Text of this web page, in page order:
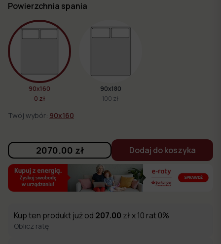
Powierzchnia spania
90x160
0 zł
90x180
100 zł
Twój wybór: 90x160
2070.00 zł Dodaj do koszyka
Kup ten produkt już od 207.00 zł x 10 rat 0%
Oblicz ratę